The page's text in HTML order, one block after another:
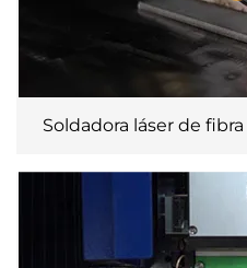
Soldadora láser de